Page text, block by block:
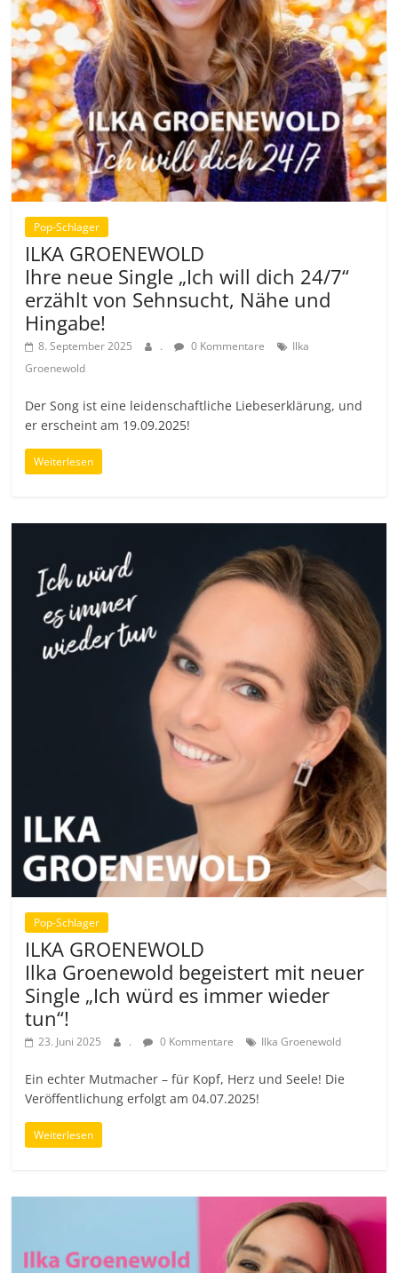
Pop-Schlager
ILKA GROENEWOLD
Ihre neue Single „Ich will dich 24/7“
erzählt von Sehnsucht, Nähe und
Hingabe!
8. September 2025 . 0 Kommentare
Ilka
Groenewold
Der Song ist eine leidenschaftliche Liebeserklärung, und
er erscheint am 19.09.2025!
Weiterlesen
Pop-Schlager
ILKA GROENEWOLD
Ilka Groenewold begeistert mit neuer
Single „Ich würd es immer wieder
tun“!
23. Juni 2025 . 0 Kommentare Ilka Groenewold
Ein echter Mutmacher – für Kopf, Herz und Seele! Die
Veröffentlichung erfolgt am 04.07.2025!
Weiterlesen